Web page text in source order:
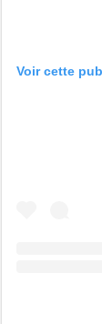
Voir cette